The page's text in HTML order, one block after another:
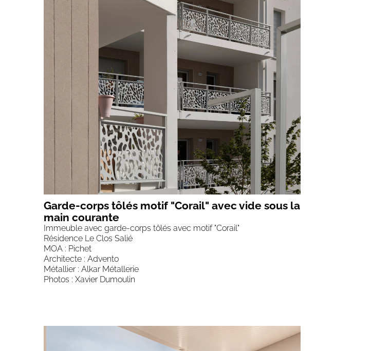
Garde-corps tôlés motif "Corail" avec vide sous la
main courante
Immeuble avec garde-corps tôlés avec motif "Corail"
Résidence Le Clos Salié
MOA : Pichet
Architecte : Advento
Métallier : Alkar Métallerie
Photos : Xavier Dumoulin